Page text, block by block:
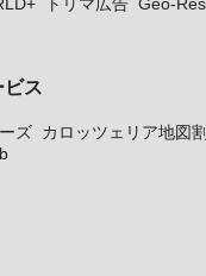
ス
ズ カロッツェリア地図